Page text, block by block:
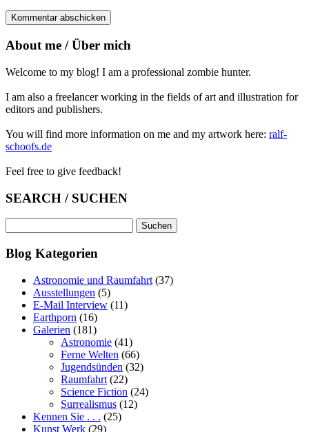
About me / Über mich
Welcome to my blog! I am a professional zombie hunter.
I am also a freelancer working in the fields of art and illustration for
editors and publishers.
You will find more information on me and my artwork here: ralf-
schoofs.de
Feel free to give feedback!
SEARCH / SUCHEN
nach:
Blog Kategorien
Astronomie und Raumfahrt (37)
Ausstellungen (5)
E-Mail Interview (11)
Earthporn (16)
Galerien (181)
Astronomie (41)
Ferne Welten (66)
Jugendsünden (32)
Raumfahrt (22)
Science Fiction (24)
Surrealismus (12)
Kennen Sie . . . (25)
Kunst Werk (29)